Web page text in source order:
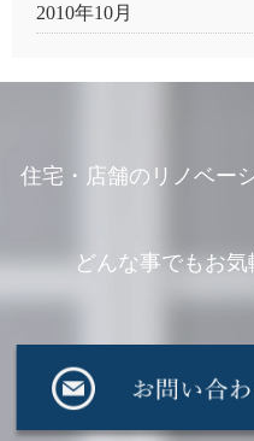
2010年10月
住宅・店舗のリノベー
どんな事でもお気